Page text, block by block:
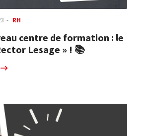
RH
centre de formation : le
Lesage » ! 📚